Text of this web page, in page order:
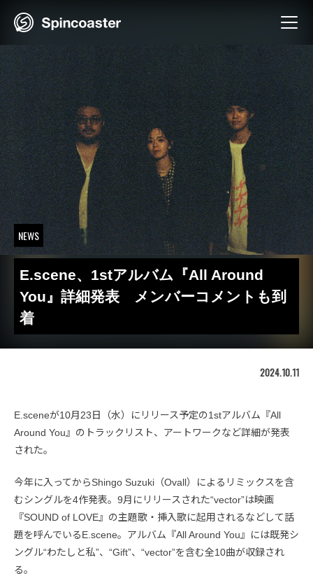
NEWS
E.scene、1stアルバム『All Around
You』詳細発表 メンバーコメントも到
着
2024.10.11
E.sceneが10月23日（水）にリリース予定の1stアルバム『All
Around You』のトラックリスト、アートワークなど詳細が発表
された。
今年に入ってからShingo Suzuki（Ovall）によるリミックスを含
むシングルを4作発表。9月にリリースされた“vector”は映画
『SOUND of LOVE』の主題歌・挿入歌に起用されるなどして話
題を呼んでいるE.scene。アルバム『All Around You』には既発シ
ングル“わたしと私”、“Gift”、“vector”を含む全10曲が収録され
る。